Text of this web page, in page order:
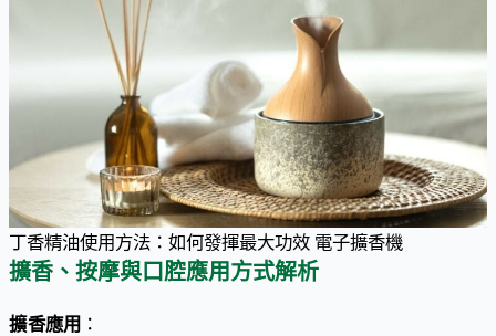
丁香精油使用方法：如何發揮最大功效 電子擴香機
擴香、按摩與口腔應用方式解析
擴香應用 ：